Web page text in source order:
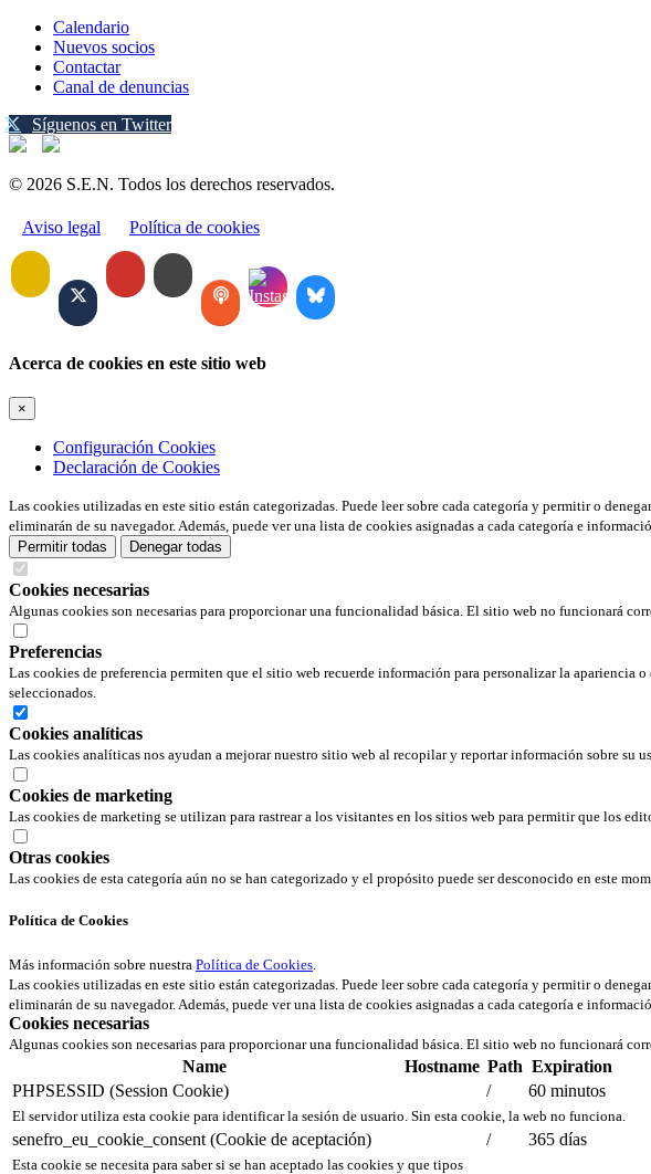
Calendario
Nuevos socios
Contactar
Canal de denuncias
Síguenos en Twitter
© 2026 S.E.N. Todos los derechos reservados.
Aviso legal Política de cookies
Acerca de cookies en este sitio web
×
Configuración Cookies
Declaración de Cookies
Las cookies utilizadas en este sitio están categorizadas. Puede leer sobre cada categoría y permitir o
eliminarán de su navegador. Además, puede ver una lista de cookies asignadas a cada categoría e
Permitir todas
Denegar todas
Cookies necesarias
Algunas cookies son necesarias para proporcionar una funcionalidad básica. El sitio web no funcionará
Preferencias
Las cookies de preferencia permiten que el sitio web recuerde información para personalizar la
seleccionados.
Cookies analíticas
Las cookies analíticas nos ayudan a mejorar nuestro sitio web al recopilar y reportar información sobre su
Cookies de marketing
Las cookies de marketing se utilizan para rastrear a los visitantes en los sitios web para permitir que los
Otras cookies
Las cookies de esta categoría aún no se han categorizado y el propósito puede ser desconocido en este
Política de Cookies
Más información sobre nuestra Política de Cookies.
Las cookies utilizadas en este sitio están categorizadas. Puede leer sobre cada categoría y permitir o
eliminarán de su navegador. Además, puede ver una lista de cookies asignadas a cada categoría e
Cookies necesarias
Algunas cookies son necesarias para proporcionar una funcionalidad básica. El sitio web no funcionará
Name Hostname Path Expiration
PHPSESSID (Session Cookie)
/ 60 minutos
El servidor utiliza esta cookie para identificar la sesión de usuario. Sin esta cookie, la web no funciona.
senefro_eu_cookie_consent (Cookie de aceptación) / 365 días
Esta cookie se necesita para saber si se han aceptado las cookies y que tipos